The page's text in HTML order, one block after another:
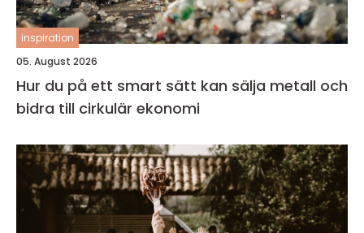
inspiration
05. August 2026
Hur du på ett smart sätt kan sälja metall och
bidra till cirkulär ekonomi